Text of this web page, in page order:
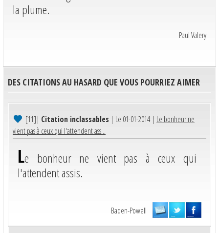
la plume.
Paul Valery
DES CITATIONS AU HASARD QUE VOUS POURRIEZ AIMER
[11]| Citation inclassables | Le 01-01-2014 | Le bonheur ne
vient pas à ceux qui l'attendent ass...
Le bonheur ne vient pas à ceux qui
l'attendent assis.
Baden-Powell